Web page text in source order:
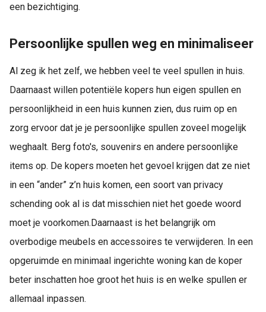
een bezichtiging.
Persoonlijke spullen weg en minimaliseer
Al zeg ik het zelf, we hebben veel te veel spullen in huis.
Daarnaast willen potentiële kopers hun eigen spullen en
persoonlijkheid in een huis kunnen zien, dus ruim op en
zorg ervoor dat je je persoonlijke spullen zoveel mogelijk
weghaalt. Berg foto's, souvenirs en andere persoonlijke
items op. De kopers moeten het gevoel krijgen dat ze niet
in een “ander” z’n huis komen, een soort van privacy
schending ook al is dat misschien niet het goede woord
moet je voorkomen.Daarnaast is het belangrijk om
overbodige meubels en accessoires te verwijderen. In een
opgeruimde en minimaal ingerichte woning kan de koper
beter inschatten hoe groot het huis is en welke spullen er
allemaal inpassen.